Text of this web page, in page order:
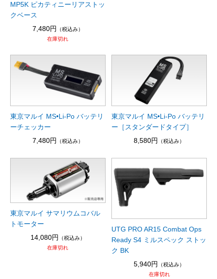
MP5K ピカティニーリアストッ
クベース
7,480円
（税込み）
在庫切れ
東京マルイ MS•Li-Po バッテリ
ーチェッカー
7,480円
（税込み）
東京マルイ MS•Li-Po バッテリ
ー［スタンダードタイプ］
8,580円
（税込み）
東京マルイ サマリウムコバル
トモーター
14,080円
（税込み）
在庫切れ
UTG PRO AR15 Combat Ops
Ready S4 ミルスペック ストッ
ク BK
5,940円
（税込み）
在庫切れ